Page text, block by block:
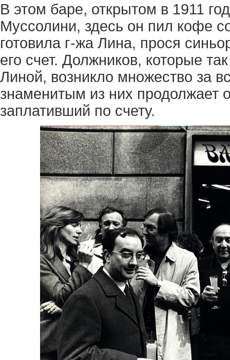
В этом баре, открытом в 1911
Муссолини, здесь он пил кофе
готовила г-жа Лина, прося
его счет. Должников, которые
Линой, возникло множество за
знаменитым из них продолжает
заплативший по счету.